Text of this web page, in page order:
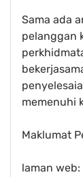
Sama ada
pelanggan
memenuhi
Maklumat
laman